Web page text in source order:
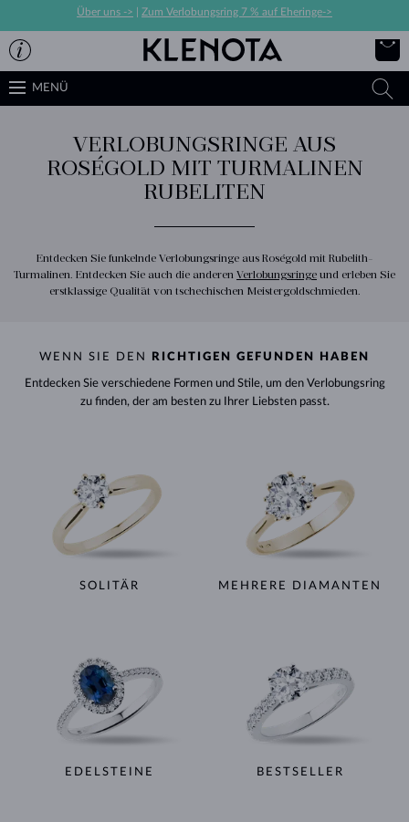
Über uns -> Zum Verlobungsring 7 % auf Eheringe->
MENÜ
VERLOBUNGSRINGE AUS
ROSÉGOLD MIT TURMALINEN
RUBELITEN
Entdecken Sie funkelnde Verlobungsringe aus Roségold mit Rubelith-
Turmalinen. Entdecken Sie auch die anderen Verlobungsringe und erleben Sie
erstklassige Qualität von tschechischen Meistergoldschmieden.
WENN SIE DEN RICHTIGEN GEFUNDEN HABEN
Entdecken Sie verschiedene Formen und Stile, um den Verlobungsring
zu finden, der am besten zu Ihrer Liebsten passt.
SOLITÄR MEHRERE DIAMANTEN
EDELSTEINE BESTSELLER